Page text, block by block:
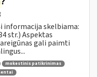
informacija skelbiama:
str.) Aspektas
gali paimti
mokestinis patikrinimas